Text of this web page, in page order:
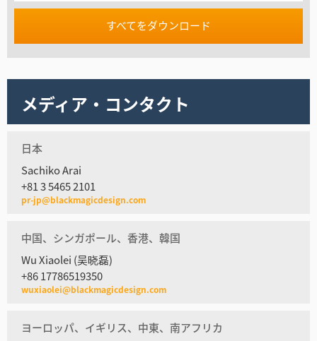
すべてをダウンロード
メディア・コンタクト
日本
Sachiko Arai
+81 3 5465 2101
pr-jp@blackmagicdesign.com
中国、シンガポール、香港、韓国
Wu Xiaolei (吴晓磊)
+86 17786519350
wuxiaolei@blackmagicdesign.com
ヨーロッパ、イギリス、中東、南アフリカ